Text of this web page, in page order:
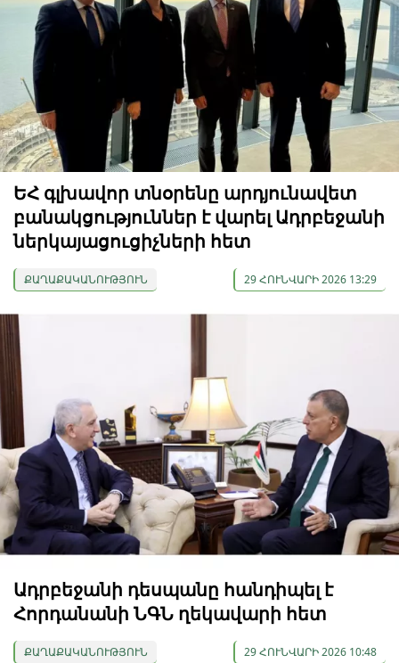
ԵՀ գլխավոր տնօրենը արդյունավետ
բանակցություններ է վարել Ադրբեջանի
ներկայացուցիչների հետ
ՔԱՂԱՔԱԿԱՆՈՒԹՅՈՒՆ 29 ՀՈՒՆՎԱՐԻ 2026 13:29
Ադրբեջանի դեսպանը հանդիպել է
Հորդանանի ՆԳՆ ղեկավարի հետ
ՔԱՂԱՔԱԿԱՆՈՒԹՅՈՒՆ 29 ՀՈՒՆՎԱՐԻ 2026 10:48